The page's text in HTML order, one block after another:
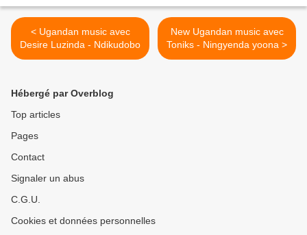
< Ugandan music avec
Desire Luzinda - Ndikudobo
New Ugandan music avec
Toniks - Ningyenda yoona >
Hébergé par Overblog
Top articles
Pages
Contact
Signaler un abus
C.G.U.
Cookies et données personnelles